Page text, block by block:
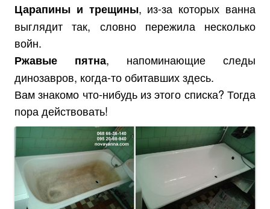
Царапины и трещины, из-за которых ванна
выглядит так, словно пережила несколько
войн.
Ржавые пятна, напоминающие следы
динозавров, когда-то обитавших здесь.
Вам знакомо что-нибудь из этого списка? Тогда
пора действовать!